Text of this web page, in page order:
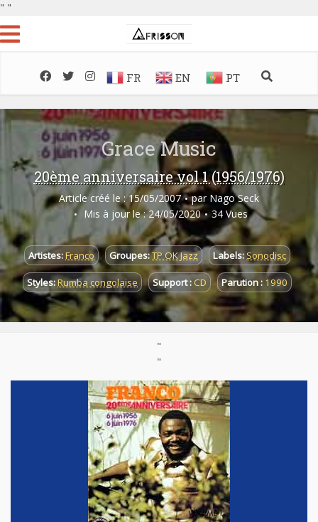
" "
FR EN PT
Grace Music
20ème anniversaire vol 1 (1956/1976)
Article créé le : 15/05/2007 par Nago Seck
Mis à jour le : 24/05/2020
34 Vues
Artistes:Franco Groupes:TP OK Jazz Labels:Sonodisc
Styles:Rumba congolaise Support :CD Parution : 1990
"
"